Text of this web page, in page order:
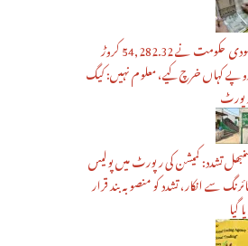
مودی حکومت نے 54,282.32 کروڑ
کہاں خرچ کیے، معلوم نہیں: کیگ
تشدد: کمیشن کی رپورٹ میں پولیس
سے انکار، تشدد کو منصوبہ بند قرار
گیا